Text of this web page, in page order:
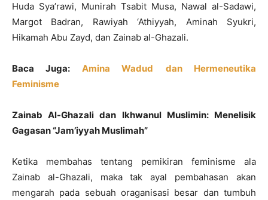
Huda Sya’rawi, Munirah Tsabit Musa, Nawal al-Sadawi,
Margot Badran, Rawiyah ‘Athiyyah, Aminah Syukri,
Hikamah Abu Zayd, dan Zainab al-Ghazali.
Baca Juga: Amina Wadud
dan Hermeneutika
Feminisme
Zainab Al-Ghazali dan Ikhwanul Muslimin: Menelisik
Gagasan “Jam’iyyah Muslimah”
Ketika membahas tentang pemikiran feminisme ala
Zainab al-Ghazali, maka tak ayal pembahasan akan
mengarah pada sebuah oraganisasi besar dan tumbuh